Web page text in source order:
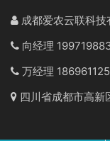
成都爱农云联科技
向经理
万经理
四川省成都市高